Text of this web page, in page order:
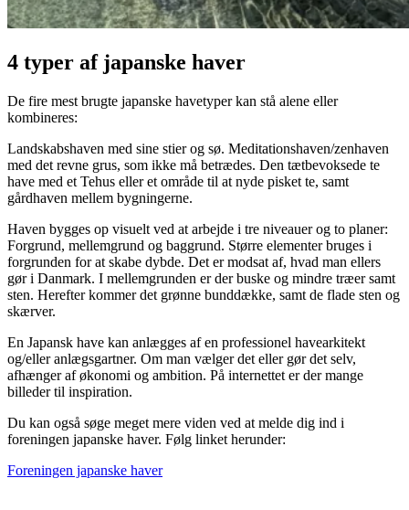
4 typer af japanske haver
De fire mest brugte japanske havetyper kan stå alene eller
kombineres:
Landskabshaven med sine stier og sø. Meditationshaven/zenhaven
med det revne grus, som ikke må betrædes. Den tætbevoksede te
have med et Tehus eller et område til at nyde pisket te, samt
gårdhaven mellem bygningerne.
Haven bygges op visuelt ved at arbejde i tre niveauer og to planer:
Forgrund, mellemgrund og baggrund. Større elementer bruges i
forgrunden for at skabe dybde. Det er modsat af, hvad man ellers
gør i Danmark. I mellemgrunden er der buske og mindre træer samt
sten. Herefter kommer det grønne bunddække, samt de flade sten og
skærver.
En Japansk have kan anlægges af en professionel havearkitekt
og/eller anlægsgartner. Om man vælger det eller gør det selv,
afhænger af økonomi og ambition. På internettet er der mange
billeder til inspiration.
Du kan også søge meget mere viden ved at melde dig ind i
foreningen japanske haver. Følg linket herunder:
Foreningen japanske haver